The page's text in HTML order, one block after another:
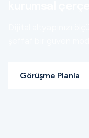
Görüşme Planla